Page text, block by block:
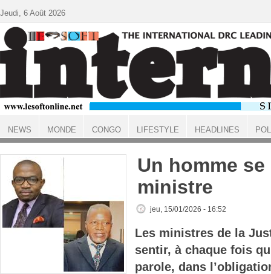
ACCUEIL
Un homme
ministre
jeu, 15/01/2026 - 16:52
Les ministres de la
sentir, à chaque fois
parole, dans
Jeudi, 6 Août 2026
NEWS MONDE CONGO LIFESTYLE HEADLINES